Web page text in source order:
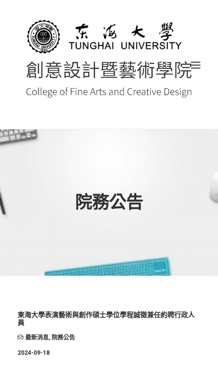
AI微學分學程
表單下載
招生資訊
高中生專區
院務公告
東海大學表演藝術與創作碩士學位學程誠徵兼任約聘行政人
員
最新消息, 院務公告
2024-09-18